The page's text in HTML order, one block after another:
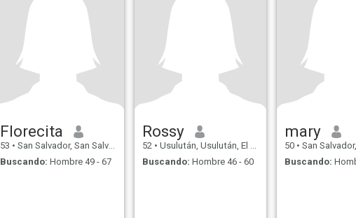
Florecita
53 • San Salvador, San Salvador, El Salvador
Buscando: Hombre 49 - 67
Rossy
52 • Usulután, Usulután, El Salvador
Buscando: Hombre 46 - 60
mary
50 • San Salvador, San
Buscando: